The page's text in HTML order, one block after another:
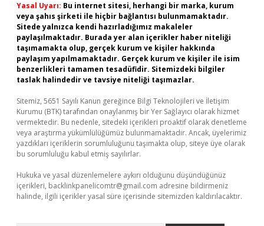
Yasal Uyarı: Bu internet sitesi, herhangi bir marka, kurum
veya şahıs şirketi ile hiçbir bağlantısı bulunmamaktadır.
Sitede yalnızca kendi hazırladığımız makaleler
paylaşılmaktadır. Burada yer alan içerikler haber niteliği
taşımamakta olup, gerçek kurum ve kişiler hakkında
paylaşım yapılmamaktadır. Gerçek kurum ve kişiler ile isim
benzerlikleri tamamen tesadüfidir. Sitemizdeki bilgiler
taslak halindedir ve tavsiye niteliği taşımazlar.
Sitemiz, 5651 Sayılı Kanun gereğince Bilgi Teknolojileri ve İletişim
Kurumu (BTK) tarafından onaylanmış bir Yer Sağlayıcı olarak hizmet
vermektedir. Bu nedenle, sitedeki içerikleri proaktif olarak denetleme
veya araştırma yükümlülüğümüz bulunmamaktadır. Ancak, üyelerimiz
yazdıkları içeriklerin sorumluluğunu taşımakta olup, siteye üye olarak
bu sorumluluğu kabul etmiş sayılırlar.
Hukuka ve yasal düzenlemelere aykırı olduğunu düşündüğünüz
içerikleri, backlinkpanelicomtr@gmail.com adresine bildirmeniz
halinde, ilgili içerikler yasal süre içerisinde sitemizden kaldırılacaktır.